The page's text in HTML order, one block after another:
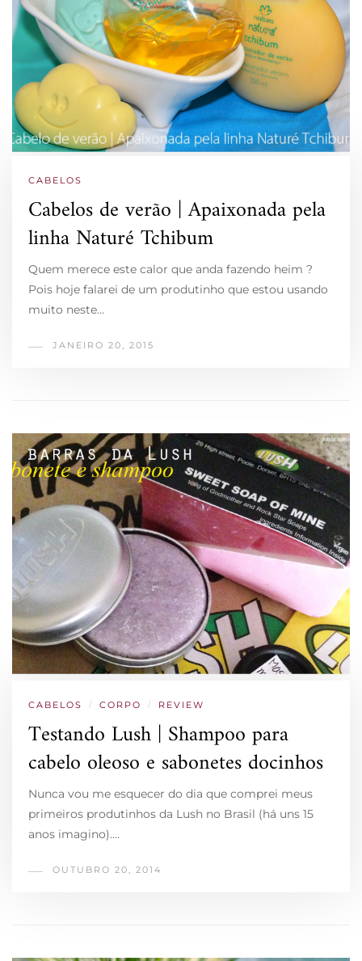
CABELOS
Cabelos de verão | Apaixonada pela
linha Naturé Tchibum
Quem merece este calor que anda fazendo heim ?
Pois hoje falarei de um produtinho que estou usando
muito neste…
JANEIRO 20, 2015
CABELOS / CORPO / REVIEW
Testando Lush | Shampoo para
cabelo oleoso e sabonetes docinhos
Nunca vou me esquecer do dia que comprei meus
primeiros produtinhos da Lush no Brasil (há uns 15
anos imagino).…
OUTUBRO 20, 2014